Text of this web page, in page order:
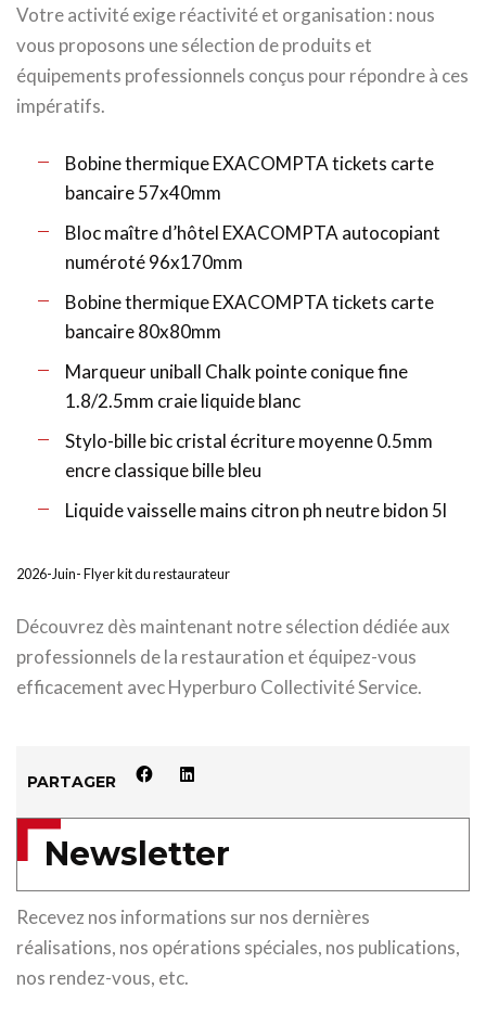
Votre activité exige réactivité et organisation : nous
vous proposons une sélection de produits et
équipements professionnels conçus pour répondre à ces
impératifs.
Bobine thermique EXACOMPTA tickets carte
bancaire 57x40mm
Bloc maître d’hôtel EXACOMPTA autocopiant
numéroté 96x170mm
Bobine thermique EXACOMPTA tickets carte
bancaire 80x80mm
Marqueur uniball Chalk pointe conique fine
1.8/2.5mm craie liquide blanc
Stylo-bille bic cristal écriture moyenne 0.5mm
encre classique bille bleu
Liquide vaisselle mains citron ph neutre bidon 5l
2026-Juin- Flyer kit du restaurateur
Découvrez dès maintenant notre sélection dédiée aux
professionnels de la restauration et équipez-vous
efficacement avec Hyperburo Collectivité Service.
PARTAGER
Newsletter
Recevez nos informations sur nos dernières
réalisations, nos opérations spéciales, nos publications,
nos rendez-vous, etc.